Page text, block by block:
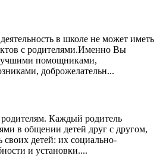
в школе не может иметь
с родителями.Именно Вы
помощниками,
доброжелательн...
Каждый родитель
в общении детей друг с другом,
своих детей: их социально-
и установки....